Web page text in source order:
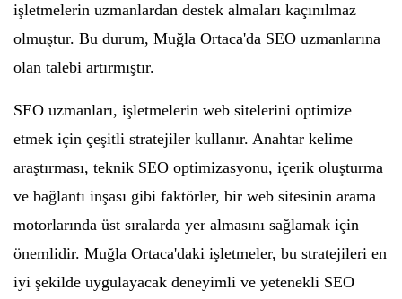
işletmelerin uzmanlardan destek almaları kaçınılmaz
olmuştur. Bu durum, Muğla Ortaca'da SEO uzmanlarına
olan talebi artırmıştır.
SEO uzmanları, işletmelerin web sitelerini optimize
etmek için çeşitli stratejiler kullanır. Anahtar kelime
araştırması, teknik SEO optimizasyonu, içerik oluşturma
ve bağlantı inşası gibi faktörler, bir web sitesinin arama
motorlarında üst sıralarda yer almasını sağlamak için
önemlidir. Muğla Ortaca'daki işletmeler, bu stratejileri en
iyi şekilde uygulayacak deneyimli ve yetenekli SEO